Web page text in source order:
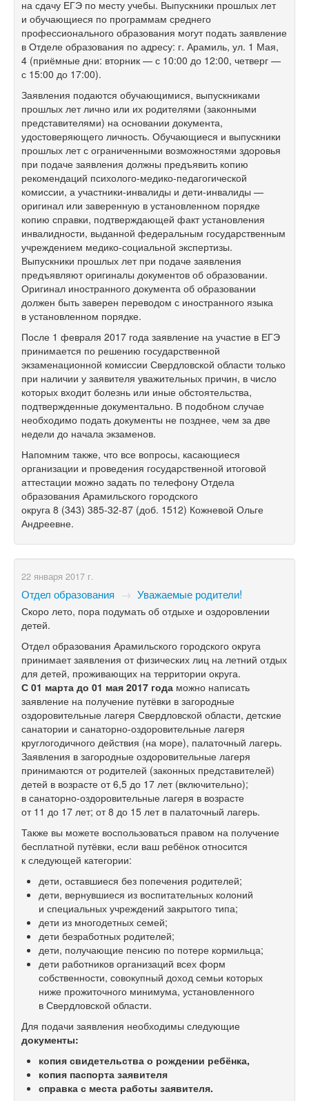
на сдачу ЕГЭ по месту учебы. Выпускники прошлых лет
и обучающиеся по программам среднего
профессионального образования могут подать заявление
в Отделе образования по адресу: г. Арамиль, ул. 1 Мая,
4 (приёмные дни: вторник — с 10:00 до 12:00, четверг —
с 15:00 до 17:00).
Заявления подаются обучающимися, выпускниками
прошлых лет лично или их родителями (законными
представителями) на основании документа,
удостоверяющего личность. Обучающиеся и выпускники
прошлых лет с ограниченными возможностями здоровья
при подаче заявления должны предъявить копию
рекомендаций психолого-медико-педагогической
комиссии, а участники-инвалиды и дети-инвалиды —
оригинал или заверенную в установленном порядке
копию справки, подтверждающей факт установления
инвалидности, выданной федеральным государственным
учреждением медико-социальной экспертизы.
Выпускники прошлых лет при подаче заявления
предъявляют оригиналы документов об образовании.
Оригинал иностранного документа об образовании
должен быть заверен переводом с иностранного языка
в установленном порядке.
После 1 февраля 2017 года заявление на участие в ЕГЭ
принимается по решению государственной
экзаменационной комиссии Свердловской области только
при наличии у заявителя уважительных причин, в число
которых входит болезнь или иные обстоятельства,
подтвержденные документально. В подобном случае
необходимо подать документы не позднее, чем за две
недели до начала экзаменов.
Напомним также, что все вопросы, касающиеся
организации и проведения государственной итоговой
аттестации можно задать по телефону Отдела
образования Арамильского городского
округа 8 (343) 385-32-87 (доб. 1512) Кожневой Ольге
Андреевне.
22 января 2017 г.
Отдел образования → Уважаемые родители!
Скоро лето, пора подумать об отдыхе и оздоровлении
детей.
Отдел образования Арамильского городского округа
принимает заявления от физических лиц на летний отдых
для детей, проживающих на территории округа.
С 01 марта до 01 мая 2017 года можно написать
заявление на получение путёвки в загородные
оздоровительные лагеря Свердловской области, детские
санатории и санаторно-оздоровительные лагеря
круглогодичного действия (на море), палаточный лагерь.
Заявления в загородные оздоровительные лагеря
принимаются от родителей (законных представителей)
детей в возрасте от 6,5 до 17 лет (включительно);
в санаторно-оздоровительные лагеря в возрасте
от 11 до 17 лет; от 8 до 15 лет в палаточный лагерь.
Также вы можете воспользоваться правом на получение
бесплатной путёвки, если ваш ребёнок относится
к следующей категории:
дети, оставшиеся без попечения родителей;
дети, вернувшиеся из воспитательных колоний
и специальных учреждений закрытого типа;
дети из многодетных семей;
дети безработных родителей;
дети, получающие пенсию по потере кормильца;
дети работников организаций всех форм
собственности, совокупный доход семьи которых
ниже прожиточного минимума, установленного
в Свердловской области.
Для подачи заявления необходимы следующие
документы:
копия свидетельства о рождении ребёнка,
копия паспорта заявителя
справка с места работы заявителя.